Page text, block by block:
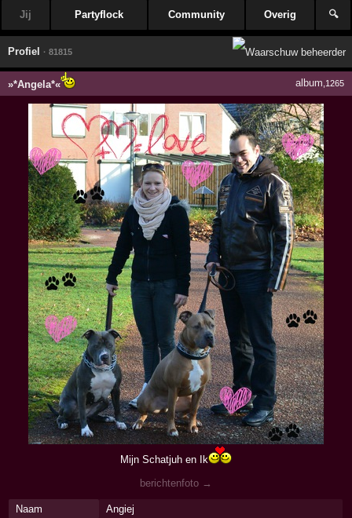
Jij Partyflock Community Overig 🔍
Profiel · 81815
»*Angela*« album ,1265
Mijn Schatjuh en Ik
berichtenfoto →
Naam
Angiej